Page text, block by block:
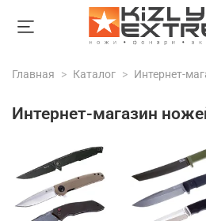
Главная Каталог Интернет-
Интернет-магазин